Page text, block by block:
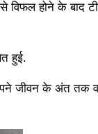
होने के बाद
हुई.
जीवन के अंत तक